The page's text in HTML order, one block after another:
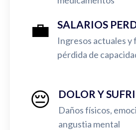
💼 SALARIOS
Ingresos actuales y
pérdida de
😔 DOLOR Y
Daños físicos,
angustia mental